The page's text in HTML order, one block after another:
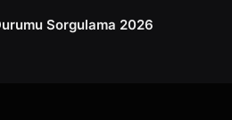
Sorgulama 2026